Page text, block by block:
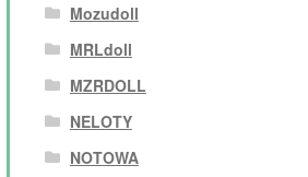
Mozudoll
MRLdoll
MZRDOLL
NELOTY
NOTOWA